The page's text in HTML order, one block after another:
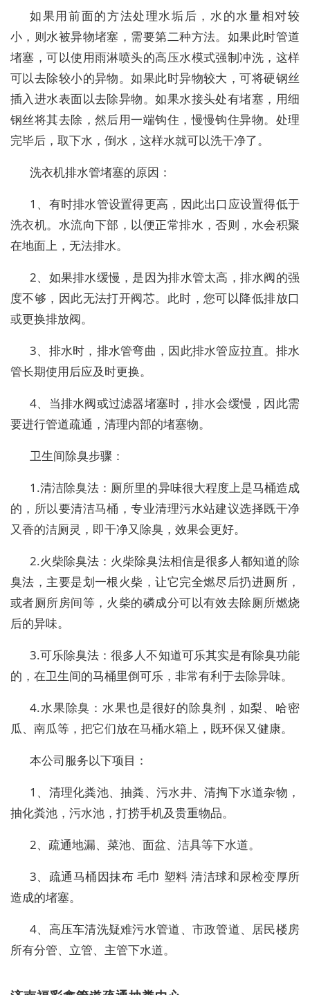
如果用前面的方法处理水垢后，水的水量相对较
小，则水被异物堵塞，需要第二种方法。如果此时管道
堵塞，可以使用雨淋喷头的高压水模式强制冲洗，这样
可以去除较小的异物。如果此时异物较大，可将硬钢丝
插入进水表面以去除异物。如果水接头处有堵塞，用细
钢丝将其去除，然后用一端钩住，慢慢钩住异物。处理
完毕后，取下水，倒水，这样水就可以洗干净了。
洗衣机排水管堵塞的原因：
1、有时排水管设置得更高，因此出口应设置得低于
洗衣机。水流向下部，以便正常排水，否则，水会积聚
在地面上，无法排水。
2、如果排水缓慢，是因为排水管太高，排水阀的强
度不够，因此无法打开阀芯。此时，您可以降低排放口
或更换排放阀。
3、排水时，排水管弯曲，因此排水管应拉直。排水
管长期使用后应及时更换。
4、当排水阀或过滤器堵塞时，排水会缓慢，因此需
要进行管道疏通，清理内部的堵塞物。
卫生间除臭步骤：
1.清洁除臭法：厕所里的异味很大程度上是马桶造成
的，所以要清洁马桶，专业清理污水站建议选择既干净
又香的洁厕灵，即干净又除臭，效果会更好。
2.火柴除臭法：火柴除臭法相信是很多人都知道的除
臭法，主要是划一根火柴，让它完全燃尽后扔进厕所，
或者厕所房间等，火柴的磷成分可以有效去除厕所燃烧
后的异味。
3.可乐除臭法：很多人不知道可乐其实是有除臭功能
的，在卫生间的马桶里倒可乐，非常有利于去除异味。
4.水果除臭：水果也是很好的除臭剂，如梨、哈密
瓜、南瓜等，把它们放在马桶水箱上，既环保又健康。
本公司服务以下项目：
1、清理化粪池、抽粪、污水井、清掏下水道杂物，
抽化粪池，污水池，打捞手机及贵重物品。
2、疏通地漏、菜池、面盆、洁具等下水道。
3、疏通马桶因抹布 毛巾 塑料 清洁球和尿检变厚所
造成的堵塞。
4、高压车清洗疑难污水管道、市政管道、居民楼房
所有分管、立管、主管下水道。